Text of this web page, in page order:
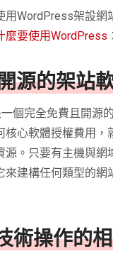
用WordPress架設網
麼要使用WordPress ：
源的架站
個完全免費且開源
核心軟體授權費用，
源。只要有主機與網
來建構任何類型的網
術操作的